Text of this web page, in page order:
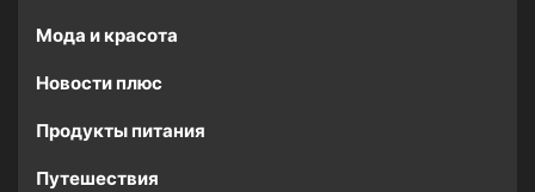
Мода и красота
Новости плюс
Продукты питания
Путешествия